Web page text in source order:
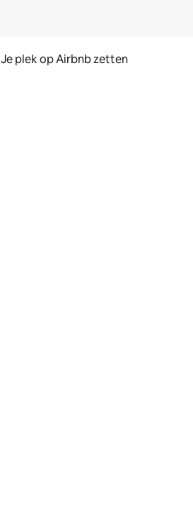
Je plek op Airbnb zetten